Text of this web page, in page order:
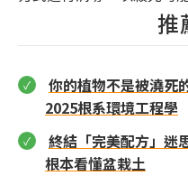
推
你的植物不是被澆死
2025根系環境工程學
終結「完美配方」迷
根本看懂盆栽土